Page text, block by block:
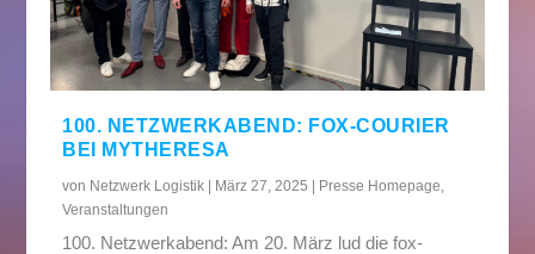
100. NETZWERKABEND: FOX-COURIER
BEI MYTHERESA
von Netzwerk Logistik | März 27, 2025 | Presse Homepage
Veranstaltungen
100. Netzwerkabend: Am 20. März lud die fox-